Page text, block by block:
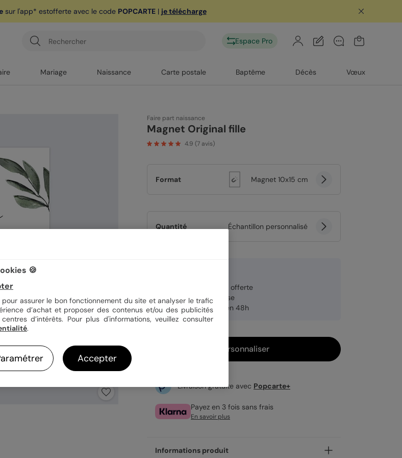
sur l'app* estofferte avec le code POPCARTE| je télécharge
Espace Pro
Mariage Naissance Carte postale Baptême Décès Vœux
Faire part naissance
Magnet Original fille
4.9 (7 avis)
Format Magnet 10x15 cm
Quantité Échantillon personnalisé
Enveloppe blanche offerte
Fabrication française
Expédition rapide en 48h
Personnaliser
Livraison gratuite avec Popcarte+
Payez en 3 fois sans frais
En savoir plus
Informations produit
🍪
pour assurer le bon fonctionnement du site et analyser le trafic
d’achat et proposer des contenus et/ou des publicités
d’intérêts. Pour plus d'informations, veuillez consulter
.
Accepter